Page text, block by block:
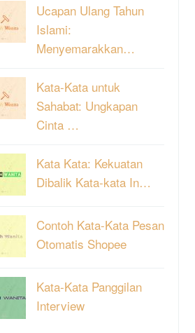
Ucapan Ulang Tahun
Islami:
Menyemarakkan…
Kata-Kata untuk
Sahabat: Ungkapan
Cinta …
Kata Kata: Kekuatan
Dibalik Kata-kata In…
Contoh Kata-Kata Pesan
Otomatis Shopee
Kata-Kata Panggilan
Interview